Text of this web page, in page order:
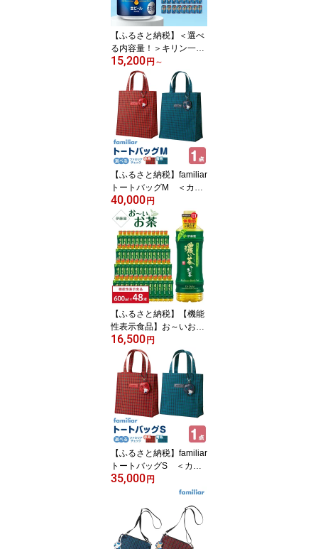
冷凍庫保管 アレンジOK
送料無料 保存料不使用
【ふるさと納税】＜選べ
る内容量！＞キリン一番
搾り 糖質ゼロ 350mL缶
キリンビール 神戸工場 |
キリンビール 缶 ギフト
麒麟 麦酒 酒 お酒 さけ お
取り寄せ 宅飲み 家飲み
パーティ セット 詰め合
わせ 兵庫県 神戸市 D120
8-17
15,200 円 ～
【ふるさと納税】familiar
トートバッグM ＜カラ
ー選択可＞● | バッグ 鞄
かはん カバン familiar キ
ッズ 子供 かわいい 可愛
い 子供用 子育て 子ども
用 おしゃれ 日用品 プレ
ゼント 誕生祝 誕生日 入
学 お祝い 入学祝 ふぁみ
りあ ギフト おでかけ 出
産 出産祝い
40,000 円
【ふるさと納税】【機能
性表示食品】お～いお
茶 濃い茶 600ml×2ケ
ース（48本）
16,500 円
【ふるさと納税】familiar
トートバッグS ＜カラ
ー選択可＞● | バッグ 鞄
かはん カバン familiar キ
ッズ 子供 かわいい 可愛
い 子供用 子育て 子ども
用 おしゃれ 日用品 プレ
ゼント 誕生祝 誕生日 入
35,000 円